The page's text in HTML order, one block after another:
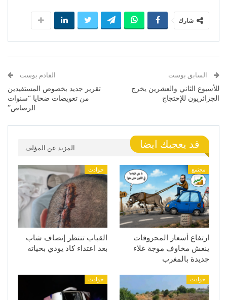
شارك
السابق بوست
للأسبوع الثاني والعشرين يخرج
الجزائريون للإحتجاج
القادم بوست
تقرير جديد بخصوص المستفيدين
من تعويضات ضحايا “سنوات
الرصاص”
قد يعجبك ايضا المزيد عن المؤلف
مجتمع
ارتفاع أسعار المحروقات
ينعش مخاوف موجة غلاء
جديدة بالمغرب
حوادث
القباب تنتظر إنصاف شاب
بعد اعتداء كاد يودي بحياته
حوادث حوادث